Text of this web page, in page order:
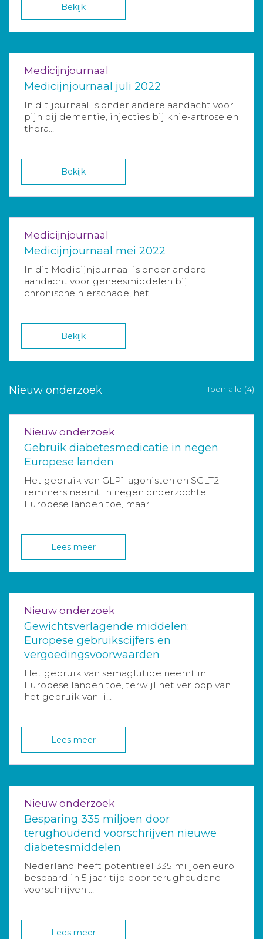
Bekijk
Medicijnjournaal
Medicijnjournaal juli 2022
In dit journaal is onder andere aandacht voor
pijn bij dementie, injecties bij knie-artrose en
thera...
Bekijk
Medicijnjournaal
Medicijnjournaal mei 2022
In dit Medicijnjournaal is onder andere
aandacht voor geneesmiddelen bij
chronische nierschade, het ...
Bekijk
Nieuw onderzoek Toon alle (4)
Nieuw onderzoek
Gebruik diabetesmedicatie in negen
Europese landen
Het gebruik van GLP1-agonisten en SGLT2-
remmers neemt in negen onderzochte
Europese landen toe, maar...
Lees meer
Nieuw onderzoek
Gewichtsverlagende middelen:
Europese gebruikscijfers en
vergoedingsvoorwaarden
Het gebruik van semaglutide neemt in
Europese landen toe, terwijl het verloop van
het gebruik van li...
Lees meer
Nieuw onderzoek
Besparing 335 miljoen door
terughoudend voorschrijven nieuwe
diabetesmiddelen
Nederland heeft potentieel 335 miljoen euro
bespaard in 5 jaar tijd door terughoudend
voorschrijven ...
Lees meer